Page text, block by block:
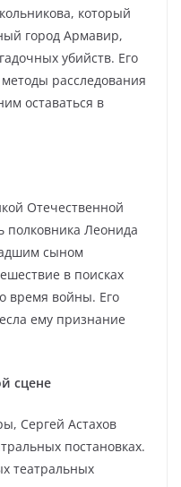
который
город Армавир,
убийств. Его
расследования
оставаться в
Отечественной
полковника Леонида
сыном
в поисках
время войны. Его
ему признание
сцене
Сергей Астахов
постановках.
театральных